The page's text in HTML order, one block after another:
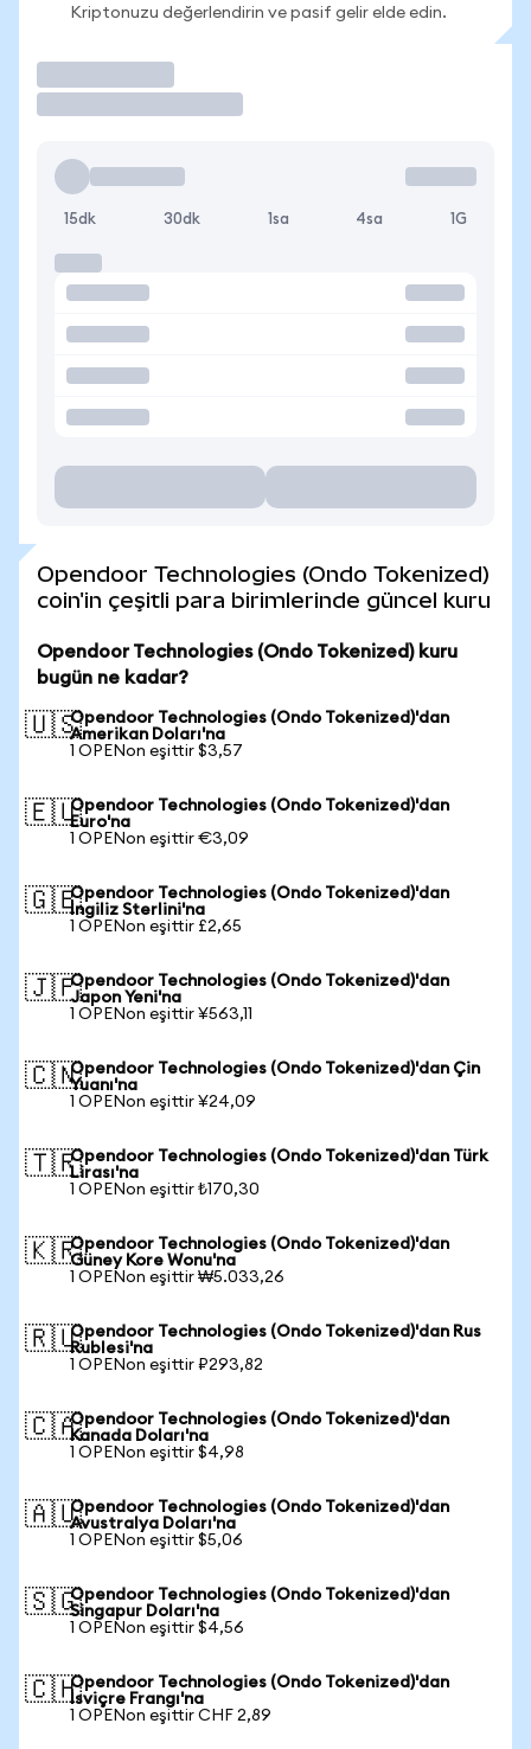
Kriptonuzu değerlendirin ve pasif gelir elde edin.
15dk 30dk 1sa 4sa 1G
Opendoor Technologies (Ondo Tokenized)
coin'in çeşitli para birimlerinde güncel kuru
Opendoor Technologies (Ondo Tokenized) kuru
bugün ne kadar?
🇺🇸Opendoor Technologies (Ondo Tokenized)'dan
Amerikan Doları'na
1 OPENon eşittir $3,57
🇪🇺Opendoor Technologies (Ondo Tokenized)'dan
Euro'na
1 OPENon eşittir €3,09
🇬🇧Opendoor Technologies (Ondo Tokenized)'dan
İngiliz Sterlini'na
1 OPENon eşittir £2,65
🇯🇵Opendoor Technologies (Ondo Tokenized)'dan
Japon Yeni'na
1 OPENon eşittir ¥563,11
🇨🇳Opendoor Technologies (Ondo Tokenized)'dan Çin
Yuanı'na
1 OPENon eşittir ¥24,09
🇹🇷Opendoor Technologies (Ondo Tokenized)'dan Türk
Lirası'na
1 OPENon eşittir ₺170,30
🇰🇷Opendoor Technologies (Ondo Tokenized)'dan
Güney Kore Wonu'na
1 OPENon eşittir ₩5.033,26
🇷🇺Opendoor Technologies (Ondo Tokenized)'dan Rus
Rublesi'na
1 OPENon eşittir ₽293,82
🇨🇦Opendoor Technologies (Ondo Tokenized)'dan
Kanada Doları'na
1 OPENon eşittir $4,98
🇦🇺Opendoor Technologies (Ondo Tokenized)'dan
Avustralya Doları'na
1 OPENon eşittir $5,06
🇸🇬Opendoor Technologies (Ondo Tokenized)'dan
Singapur Doları'na
1 OPENon eşittir $4,56
🇨🇭Opendoor Technologies (Ondo Tokenized)'dan
İsviçre Frangı'na
1 OPENon eşittir CHF 2,89